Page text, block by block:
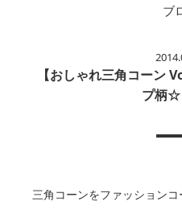
ブ
【おしゃれ三角コーン
プ柄☆
三角コーンをファッション